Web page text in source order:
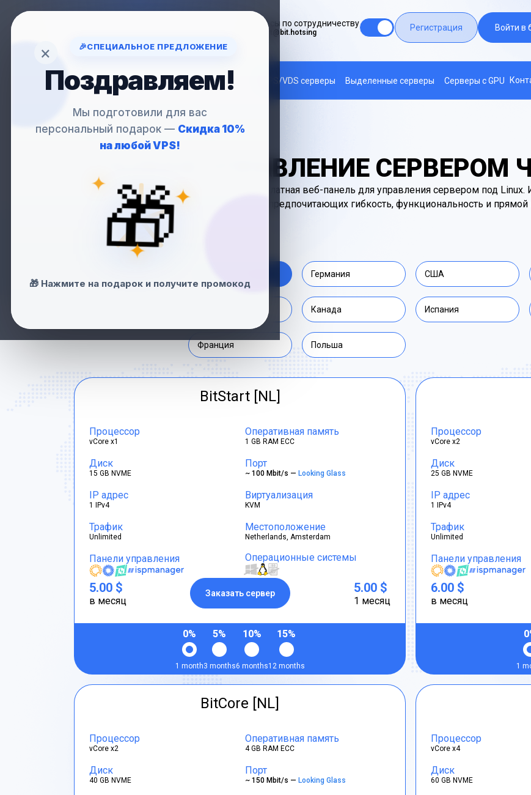
Вопросы по сотрудничеству
support@bit.hotsing Регистрация Войти в
VPS/VDS серверы Выделенные серверы Серверы с GPU
VPSС WEBMIN
— ПОЛНОЕ УПРАВЛЕНИЕ СЕРВЕРОМ
Webmin — это бесплатная веб-панель для управления сервером под Linux.
администраторов, предпочитающих гибкость, функциональность и прямой
Германия США
Канада Испания
Франция Польша
BitStart [NL]
Процессор
vCore x1
Оперативная память
1 GB RAM ECC
Диск
15 GB NVME
Порт
~ 100 Mbit/s — Looking Glass
IP адрес
1 IPv4
Виртуализация
KVM
Трафик
Unlimited
Местоположение
Netherlands, Amsterdam
Панели управления Операционные системы
5.00 $
в месяц
Заказать сервер 5.00 $
1 месяц
0%
1 month
5%
3 months
10%
6 months
15%
12 months
Процессор
vCore x2
Диск
25 GB NVME
IP адрес
1 IPv4
Трафик
Unlimited
Панели управления
6.00 $
в месяц
1
BitCore [NL]
Процессор
vCore x2
Оперативная память
4 GB RAM ECC
Диск
40 GB NVME
Порт
~ 150 Mbit/s — Looking Glass
Процессор
vCore x4
Диск
60 GB NVME
× 🎉СПЕЦИАЛЬНОЕ ПРЕДЛОЖЕНИЕ
Поздравляем!
Мы подготовили для вас
персональный подарок — Скидка 10%
на любой VPS!
✦
✦
✦
🎁
🎁 Нажмите на подарок и получите промокод